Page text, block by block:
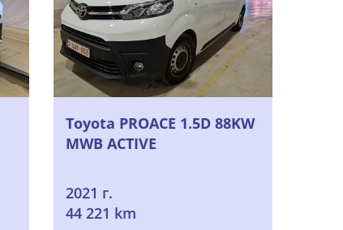
Toyota PROACE 1.5D 88KW
MWB ACTIVE
2021 г.
44 221 km